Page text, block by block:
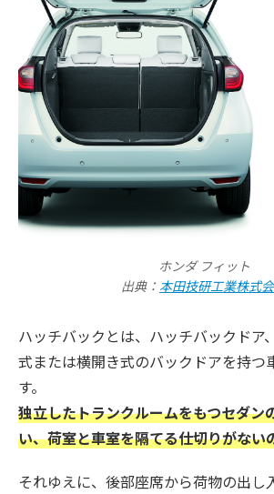
ホンダ フィット
出典： 本田技研工業株式
ハッチバックとは、ハッチバックドア
式または横開き式のバックドアを持つ
す。
独立したトランクルームをもつセダン
い、荷室と車室を隔てる仕切りがない
それゆえに、後部座席から荷物の出し